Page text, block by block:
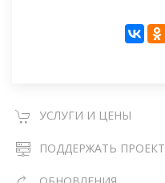
УСЛУГИ И ЦЕНЫ
ПОДДЕРЖАТЬ ПРОЕКТ